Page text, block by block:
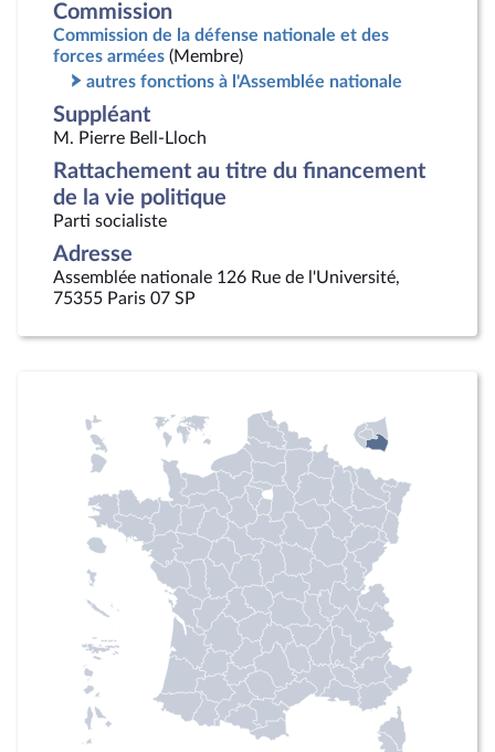
Commission
Commission de la défense nationale et des
forces armées (Membre)
autres fonctions à l'Assemblée nationale
Suppléant
M. Pierre Bell-Lloch
Rattachement au titre du financement
de la vie politique
Parti socialiste
Adresse
Assemblée nationale 126 Rue de l'Université,
75355 Paris 07 SP